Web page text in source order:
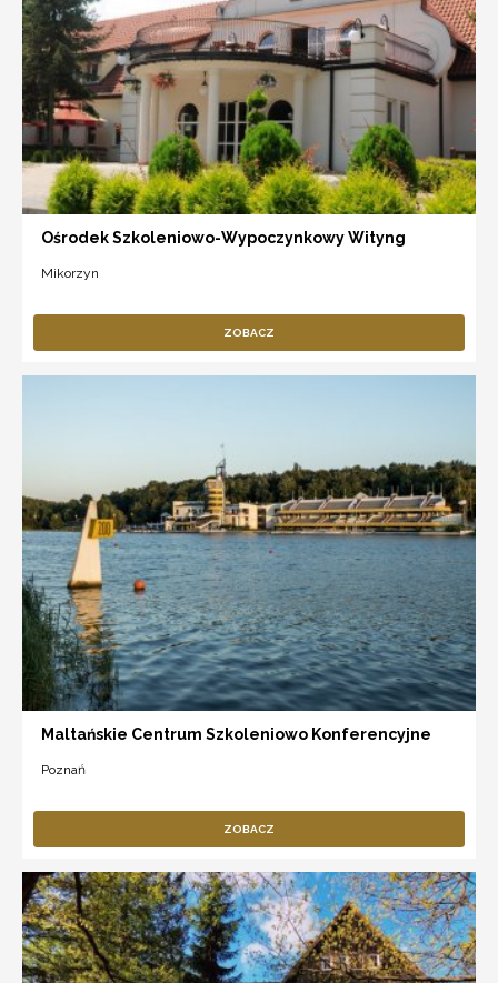
Ośrodek Szkoleniowo-Wypoczynkowy Wityng
Mikorzyn
ZOBACZ
Maltańskie Centrum Szkoleniowo Konferencyjne
Poznań
ZOBACZ